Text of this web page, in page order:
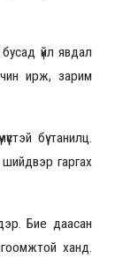
үйл явдал
ирж, зарим
бүү танилц.
шийдвэр гаргах
Бие даасан
ханд.